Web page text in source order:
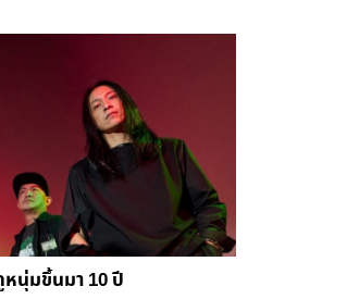
-จีน . อีกทั้ง ภายในงานยังมีดารา-
นตัวแทนส่งละครไทยและวงการ T-
ศกาลที่สถานทูตไทยและสถานกงสุล
ทยขนาดย่อม ๆ ไปไว้ในต่างประเทศ
มไว้ในที่เดียว งานนี้จึงเป็นส่วนหนึ่ง
ายตาต่างชาติ … การให้ลาบูบู้ใส่ชุด
แง่ของการสร้างภาพจำความเป็นไทย
ถาม ว่าทำไมททท.ถึงไม่นำมาสคอต
างน้องหมีเนย หรือ ButterBear ที่
กหลายตัวที่พร้อมจะโด่งดังมาทำ
ารกระตุ้นนักท่องเที่ยวจีนในงาน Thai
ดีมากอยู่แล้ว ทำให้จัดขึ้นต่อเนื่อง
นุ่มขึ้นมา 10 ปี